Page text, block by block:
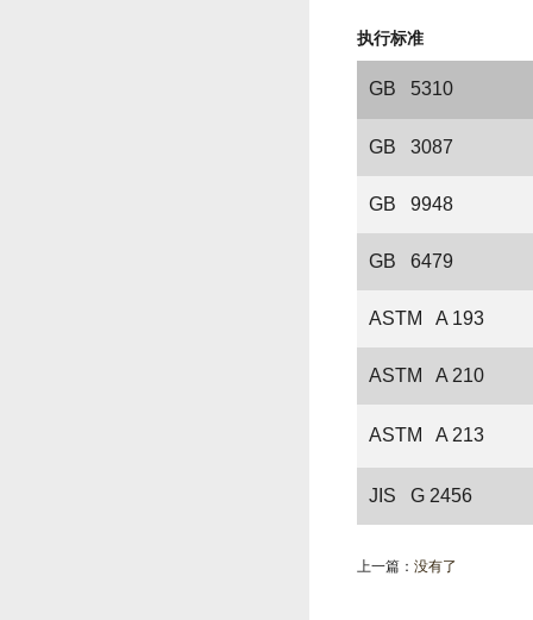
执行标准
GB 5310
GB 3087
GB 9948
GB 6479
ASTM A 193
ASTM A 210
ASTM A 213
JIS G 2456
上一篇： 没有了